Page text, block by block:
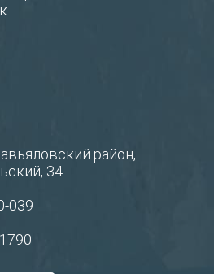
район,
34
039